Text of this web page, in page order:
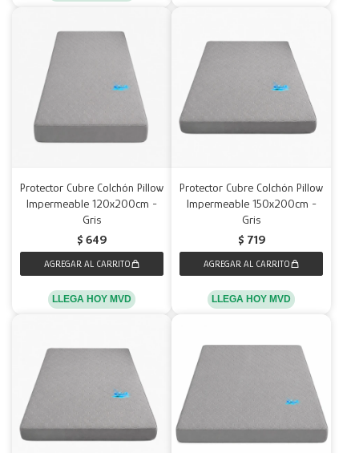
Protector Cubre Colchón Pillow
Impermeable 120x200cm -
Gris
$ 649
LLEGA HOY MVD
Protector Cubre Colchón Pillow
Impermeable 150x200cm -
Gris
$ 719
LLEGA HOY MVD